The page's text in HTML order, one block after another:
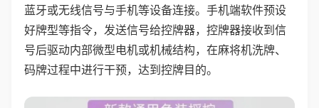
蓝牙或无线信号与手机等设备连接。手机端软件预设
好牌型等指令，发送信号给控牌器，控牌器接收到信
号后驱动内部微型电机或机械结构，在麻将机洗牌、
码牌过程中进行干预，达到控牌目的。